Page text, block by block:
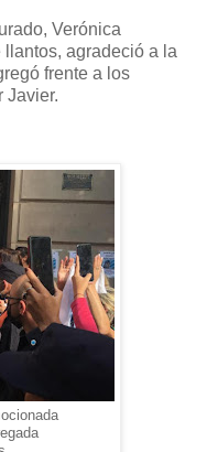
Verónica
agradeció a la
frente a los
Javier.